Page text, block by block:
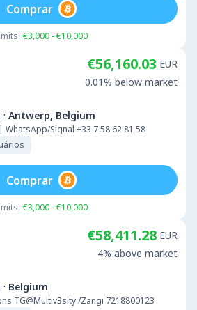
€3,000 - €10,000
Comprar
· Antwerp, Belgium
Signal +33 7 58 62 81 58
€56,160.03 EUR
0.01% below market
€3,000 - €10,000
Comprar
· Belgium
TG@Multiv3sity /Zangi 7218800123
€58,411.28 EUR
4% above market